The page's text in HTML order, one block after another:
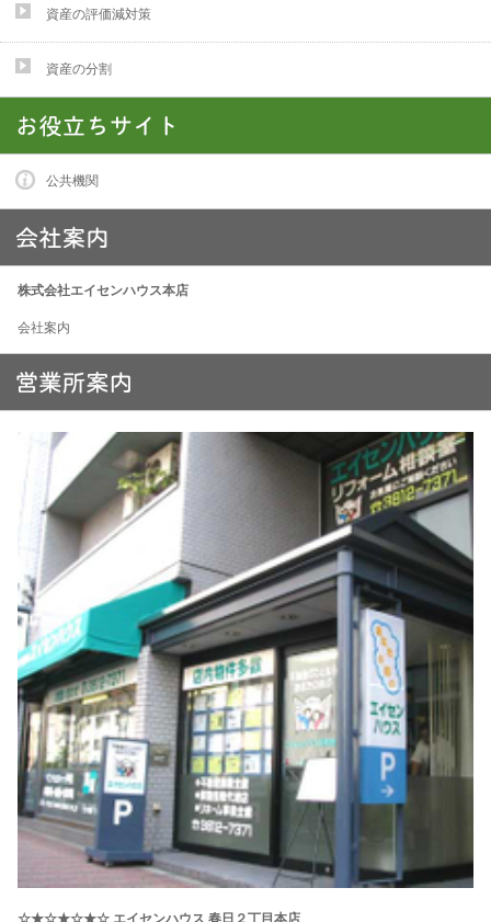
資産の評価減対策
資産の分割
公共機関
株式会社エイセンハウス本店
会社案内
☆★☆★☆★☆ エイセンハウス 春日２丁目本店